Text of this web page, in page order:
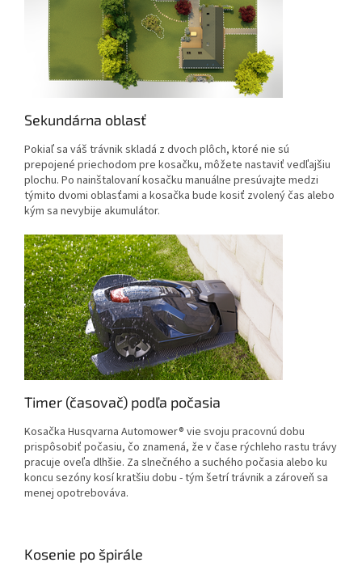
Sekundárna oblasť
Pokiaľ sa váš trávnik skladá z dvoch plôch, ktoré nie sú
prepojené priechodom pre kosačku, môžete nastaviť vedľajšiu
plochu. Po nainštalovaní kosačku manuálne presúvajte medzi
týmito dvomi oblasťami a kosačka bude kosiť zvolený čas alebo
kým sa nevybije akumulátor.
Timer (časovač) podľa počasia
Kosačka Husqvarna Automower® vie svoju pracovnú dobu
prispôsobiť počasiu, čo znamená, že v čase rýchleho rastu trávy
pracuje oveľa dlhšie. Za slnečného a suchého počasia alebo ku
koncu sezóny kosí kratšiu dobu - tým šetrí trávnik a zároveň sa
menej opotrebováva.
Kosenie po špirále